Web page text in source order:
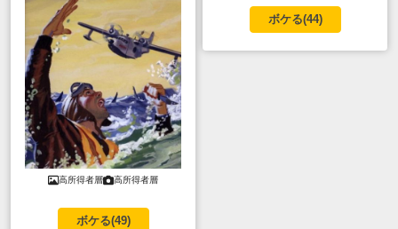
高所得者層 高所得者層
ボケる(49)
ボケる(44)